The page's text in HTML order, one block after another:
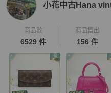
商品數
6529 件
商品售出
156 件